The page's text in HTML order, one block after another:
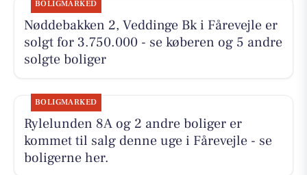
BOLIGMARKED
Nøddebakken 2, Veddinge Bk i Fårevejle er
solgt for 3.750.000 - se køberen og 5 andre
solgte boliger
BOLIGMARKED
Rylelunden 8A og 2 andre boliger er
kommet til salg denne uge i Fårevejle - se
boligerne her.